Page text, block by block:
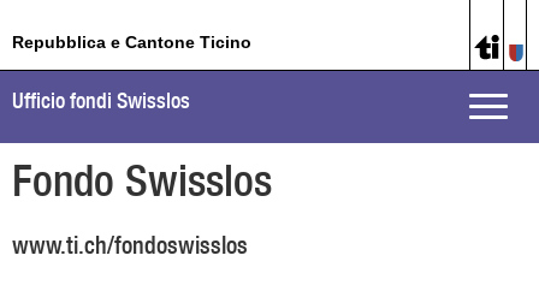
Repubblica e Cantone Ticino
Toggle
Ufficio fondi Swisslos
Fondo Swisslos
www.ti.ch/fondoswisslos